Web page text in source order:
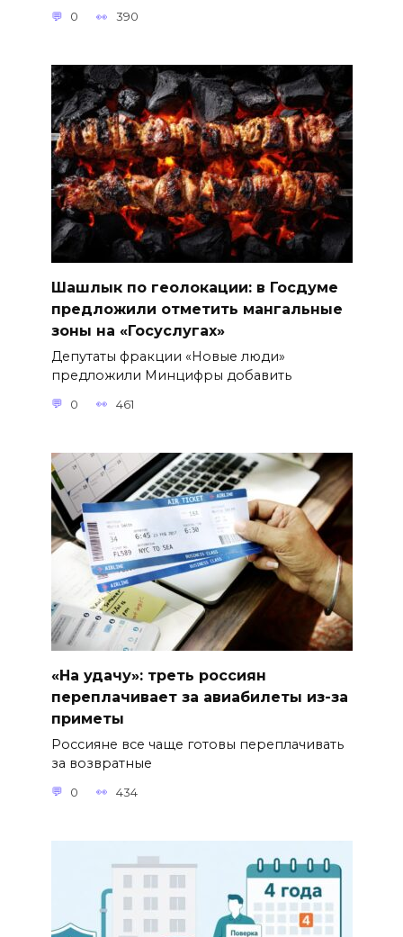
0 390
Шашлык по геолокации: в Госдуме
предложили отметить мангальные
зоны на «Госуслугах»
Депутаты фракции «Новые люди»
предложили Минцифры добавить
0 461
«На удачу»: треть россиян
переплачивает за авиабилеты из-за
приметы
Россияне все чаще готовы переплачивать
за возвратные
0 434